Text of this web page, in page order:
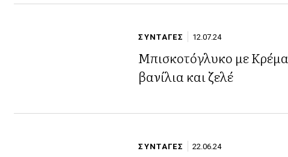
ΣΥΝΤΑΓΕΣ 12.07.24
Μπισκοτόγλυκο με Κρέμα
βανίλια και ζελέ
ΣΥΝΤΑΓΕΣ 22.06.24